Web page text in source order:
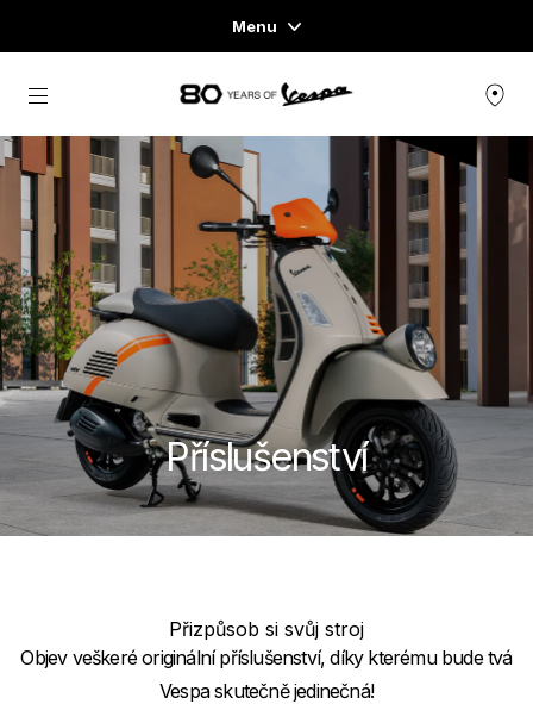
Menu
Home
NABÍDKA SKÚTRŮ
OBLEČENÍ & LIFESTYLE
ZÁŽITKY
CONCEPT STORE
Přejít na hlavní obsah
Příslušenství
Přizpůsob si svůj stroj
Objev veškeré originální příslušenství, díky kterému bude tvá
Vespa skutečně jedinečná!